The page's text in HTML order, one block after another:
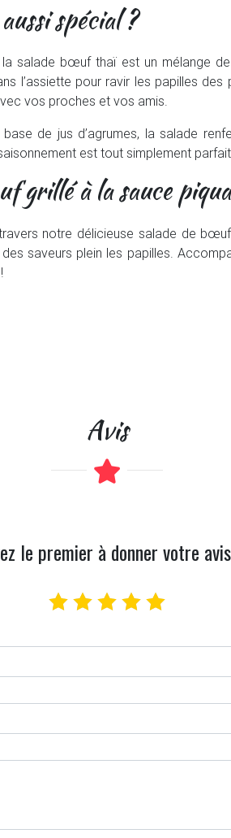
spécial ?
salade bœuf thaï est un mélange
l’assiette pour ravir les papilles
vos proches et vos amis.
base de jus d’agrumes, la salade
est tout simplement
grillé à la sauce
notre délicieuse salade de
saveurs plein les papilles.
Avis
le premier à donner votre